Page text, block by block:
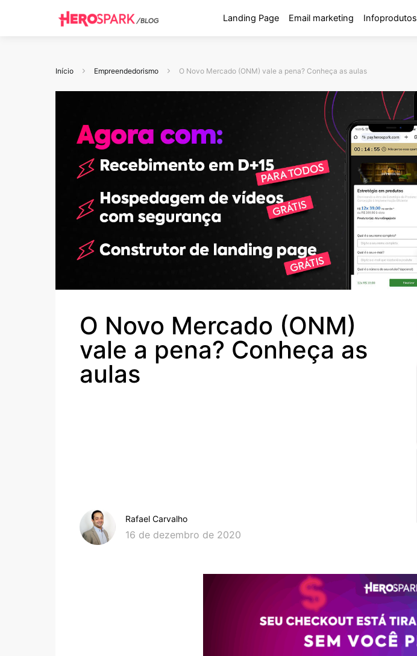
Landing Page Email marketing Infoprodutos
Início Empreendedorismo O Novo Mercado (ONM) vale a pena? Conheça as aulas
O Novo Mercado (ONM)
vale a pena? Conheça as
aulas
Rafael Carvalho
16 de dezembro de 2020